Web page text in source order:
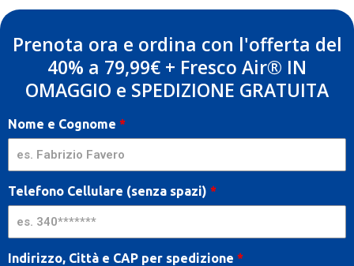
Prenota ora e ordina con l'offerta del
40% a 79,99€ + Fresco Air®️ IN
OMAGGIO e SPEDIZIONE GRATUITA
Air
Cooler
Fresco
Air [IT]
GQMIA
| AR
Nome e Cognome *
Telefono Cellulare (senza spazi) *
Indirizzo, Città e CAP per spedizione *